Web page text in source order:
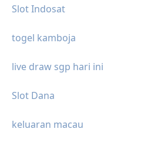
Slot Indosat
togel kamboja
live draw sgp hari ini
Slot Dana
keluaran macau